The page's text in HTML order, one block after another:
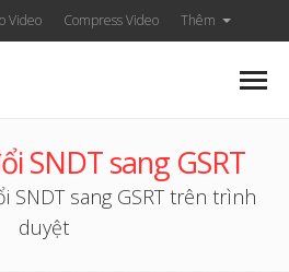
Video Compress Video Thêm
SNDT sang GSRT
SNDT sang GSRT trên trình
duyệt